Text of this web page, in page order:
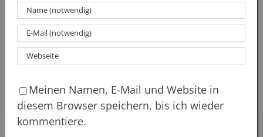
Meinen Namen, E-Mail und Website in
diesem Browser speichern, bis ich wieder
kommentiere.